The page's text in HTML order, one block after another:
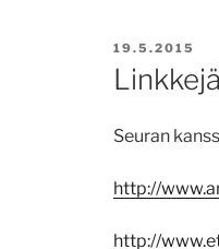
JULKAISTU
19.5.2015
Linkkejä
Seuran
http://
http://